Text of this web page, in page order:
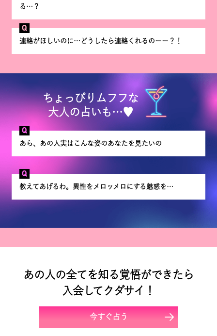
る…？
Q
連絡がほしいのに…どうしたら連絡くれるのーー？！
ちょっぴりムフフな
大人の占いも…♥
Q
あら、あの人実はこんな姿のあなたを見たいの
Q
教えてあげるわ。異性をメロッメロにする魅惑を…
あの人の全てを知る覚悟ができたら
入会してクダサイ！
今すぐ占う